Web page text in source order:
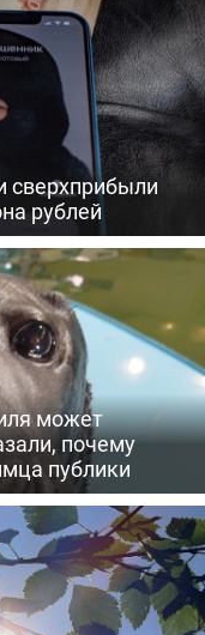
сверхприбыли
рублей
может
почему
публики